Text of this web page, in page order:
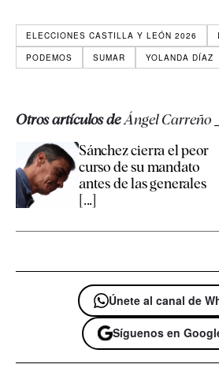
ELECCIONES CASTILLA Y LEÓN 2026
PODEMOS
SUMAR YOLANDA DÍAZ
Otros artículos deÁngel Carreño
Sánchez cierra el peor
curso de su mandato
antes de las generales
[...]
Únete al canal de
Síguenos en